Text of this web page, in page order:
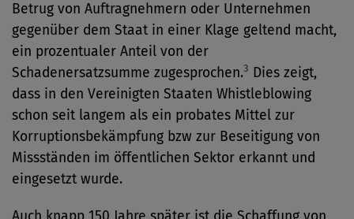
Betrug von Auftragnehmern oder Unternehmen
gegenüber dem Staat in einer Klage geltend macht,
ein prozentualer Anteil von der
Schadenersatzsumme zugesprochen.3 Dies zeigt,
dass in den Vereinigten Staaten Whistleblowing
schon seit langem als ein probates Mittel zur
Korruptionsbekämpfung bzw zur Beseitigung von
Missständen im öffentlichen Sektor erkannt und
eingesetzt wurde.